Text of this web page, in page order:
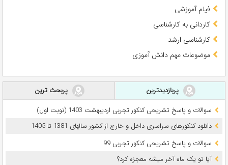
فیلم آموزشی
کاردانی به کارشناسی
کارشناسی ارشد
موضوعات مهم دانش آموزی
پربازدیدترین
پربحث ترین
سوالات و پاسخ تشریحی کنکور تجربی اردیبهشت 1403 (نوبت اول)
دانلود کنکورهای سراسری داخل و خارج از کشور سالهای 1381 تا 1405
سوالات و پاسخ تشریحی کنکور تجربی 99
آیا تو یک ماه آخر میشه معجزه کرد؟